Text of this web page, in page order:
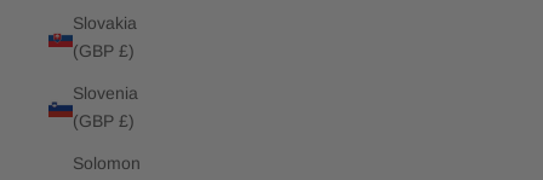
Slovakia
(GBP £)
Slovenia
(GBP £)
Solomon